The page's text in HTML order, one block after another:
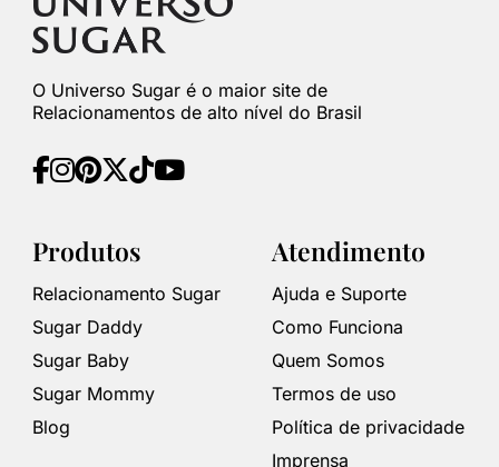
O Universo Sugar é o maior site de
Relacionamentos de alto nível do Brasil
Produtos
Relacionamento Sugar
Sugar Daddy
Sugar Baby
Sugar Mommy
Blog
Atendimento
Ajuda e Suporte
Como Funciona
Quem Somos
Termos de uso
Política de privacidade
Imprensa